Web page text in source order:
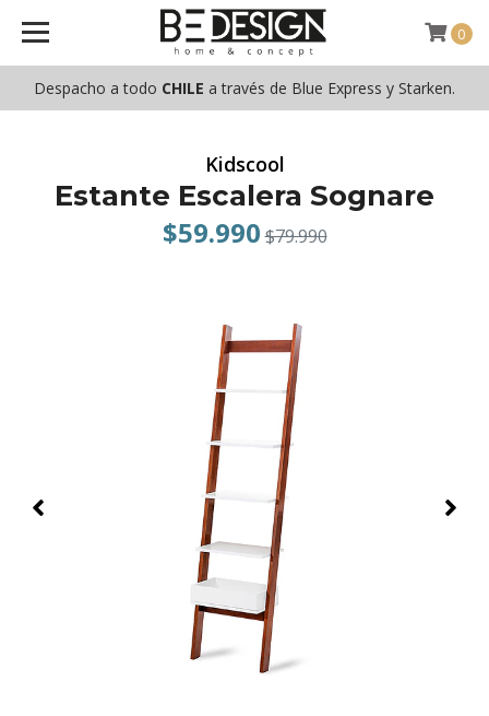
Despacho a todo CHILE a través de Blue Express y Starken.
0
Kidscool
Estante Escalera Sognare
$59.990 $79.990